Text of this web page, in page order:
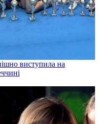
виступила на